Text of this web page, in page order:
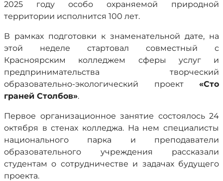
2025 году особо охраняемой природной
территории исполнится 100 лет.
В рамках подготовки к знаменательной дате, на
этой неделе стартовал совместный с
Красноярским колледжем сферы услуг и
предпринимательства творческий
образовательно-экологический проект «Сто
граней Столбов».
Первое организационное занятие состоялось 24
октября в стенах колледжа. На нем специалисты
национального парка и преподаватели
образовательного учреждения рассказали
студентам о сотрудничестве и задачах будущего
проекта.